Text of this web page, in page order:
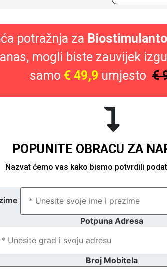
potražnja za
mogli biste zauvijek
samo € 49,9 umjesto €
POPUNITE OBRACU ZA
Nazvat ćemo vas kako bismo potvrdili
Potpuna Adresa
Broj Mobitela